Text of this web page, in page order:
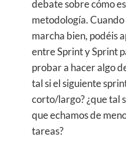
debate sobre cómo
metodología.
marcha bien, podéis
entre Sprint y Sprint
probar a hacer algo
tal si el siguiente
corto/largo? ¿que tal
que echamos de
tareas?